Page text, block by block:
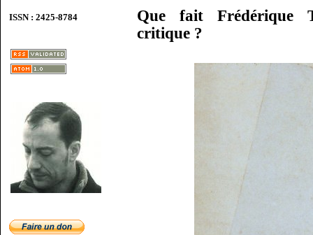
ISSN : 2425-8784
Que fait Frédérique
critique ?